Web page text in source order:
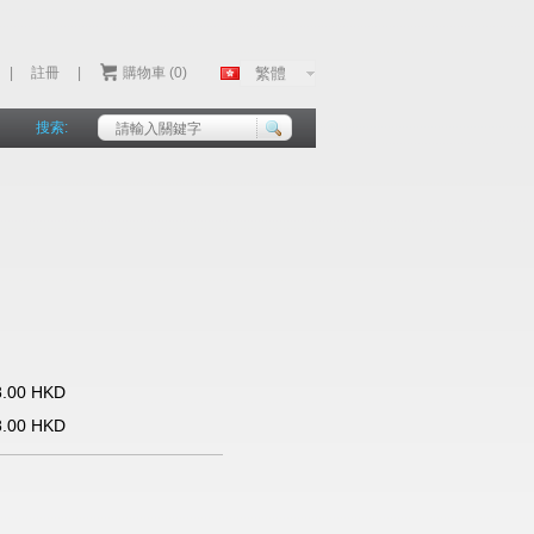
購物車 (0)
註冊
搜索:
HKD
HKD